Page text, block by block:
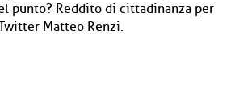
punto? Reddito di cittadinanza per
Matteo Renzi.